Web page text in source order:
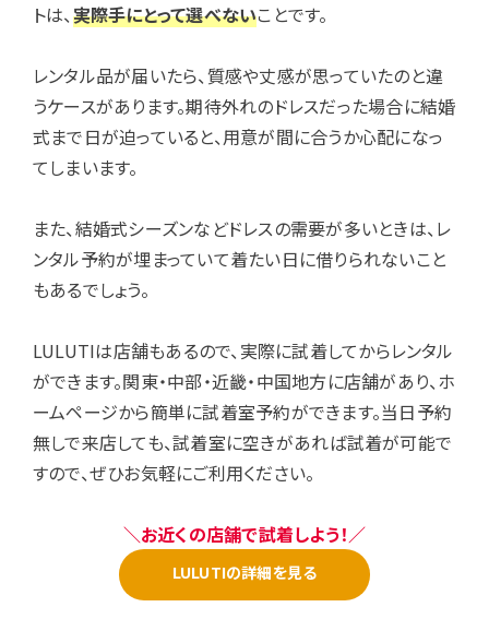
トは、実際手にとって選べないことです。
レンタル品が届いたら、質感や丈感が思っていたのと違
うケースがあります。期待外れのドレスだった場合に結婚
式まで日が迫っていると、用意が間に合うか心配になっ
てしまいます。
また、結婚式シーズンなどドレスの需要が多いときは、レ
ンタル予約が埋まっていて着たい日に借りられないこと
もあるでしょう。
LULUTIは店舗もあるので、実際に試着してからレンタル
ができます。関東・中部・近畿・中国地方に店舗があり、ホ
ームページから簡単に試着室予約ができます。当日予約
無しで来店しても、試着室に空きがあれば試着が可能で
すので、ぜひお気軽にご利用ください。
＼お近くの店舗で試着しよう！／
LULUTIの詳細を見る